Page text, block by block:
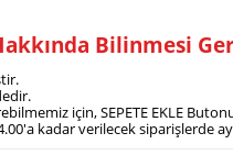
Bilinmesi
için, SEPETE EKLE
kadar verilecek siparişlerde